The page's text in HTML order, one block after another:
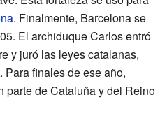
. Finalmente, Barcelona se
El archiduque Carlos entró
y juró las leyes catalanas,
Para finales de ese año,
parte de Cataluña y del Reino